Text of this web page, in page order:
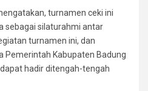
turnamen ceki ini
sebagai silaturahmi antar
turnamen ini, dan
Pemerintah Kabupaten Badung
hadir ditengah-tengah